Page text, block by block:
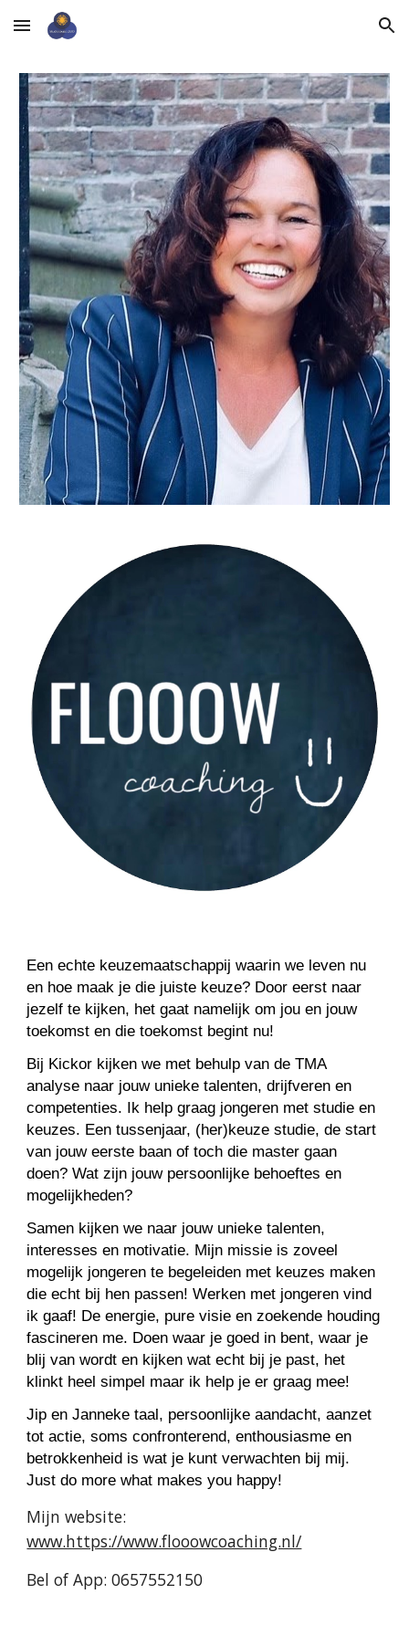
Skip to main content Skip to navigation
Een echte keuzemaatschappij waarin we leven nu
en hoe maak je die juiste keuze? Door eerst naar
jezelf te kijken, het gaat namelijk om jou en jouw
toekomst en die toekomst begint nu!
Bij Kickor kijken we met behulp van de TMA
analyse naar jouw unieke talenten, drijfveren en
competenties. Ik help graag jongeren met studie en
keuzes. Een tussenjaar, (her)keuze studie, de start
van jouw eerste baan of toch die master gaan
doen? Wat zijn jouw persoonlijke behoeftes en
mogelijkheden?
Samen kijken we naar jouw unieke talenten,
interesses en motivatie. Mijn missie is zoveel
mogelijk jongeren te begeleiden met keuzes maken
die echt bij hen passen! Werken met jongeren vind
ik gaaf! De energie, pure visie en zoekende houding
fascineren me. Doen waar je goed in bent, waar je
blij van wordt en kijken wat echt bij je past, het
klinkt heel simpel maar ik help je er graag mee!
Jip en Janneke taal, persoonlijke aandacht, aanzet
tot actie, soms confronterend, enthousiasme en
betrokkenheid is wat je kunt verwachten bij mij.
Just do more what makes you happy!
www.https://www.flooowcoaching.nl/
Bel of App: 0657552150